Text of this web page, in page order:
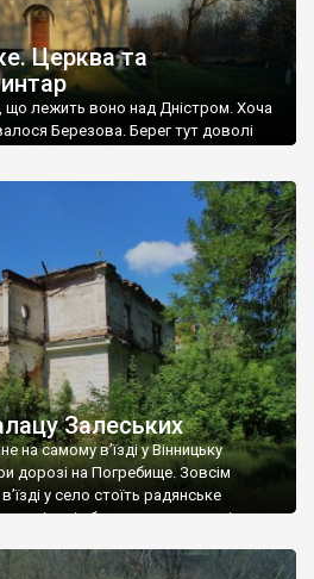
Церква та
що лежить воно над Дністром. Хоча
Березова. Берег тут доволі
від більшості навколишніх
церква. Точної дати […]
Залеських
на самому в’їзді у Вінницьку
дорозі на Погребище. Зовсім
у село стоїть радянське
жінку і яблуню, а трохи далі, десь
колії у траві – […]